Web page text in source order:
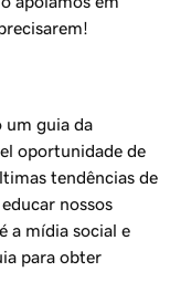
um guia da
oportunidade de
tendências de
nossos
a mídia social e
para obter